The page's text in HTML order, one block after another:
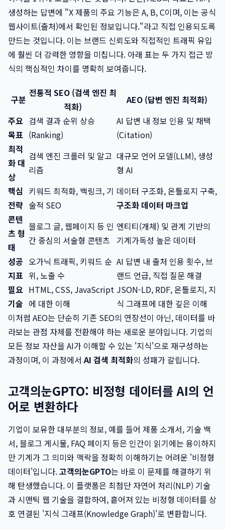
생성하는 답변에 "X 제품의 주요 기능은 A, B, C이며, 이는 공식
웹사이트(출처)에서 확인된 정보입니다."라고 직접 인용되도록
만드는 것입니다. 이는 브랜드 신뢰도와 직접적인 트래픽 유입
에 훨씬 더 강력한 영향을 미칩니다. 아래 표는 두 가지 접근 방
식의 핵심적인 차이를 명확히 보여줍니다.
구분
전통적 SEO (검색 엔진 최
적화)
AEO (답변 엔진 최적화)
주요
목표
검색 결과 순위 상승
(Ranking)
AI 답변 내 정보 인용 및 채택
(Citation)
최적
화 대
상
검색 엔진 크롤러 및 알고
리즘
대규모 언어 모델(LLM), 생성
형 AI
핵심
전략
키워드 최적화, 백링크, 기
술적 SEO
데이터 구조화, 온톨로지 구축,
구조화 데이터 마크업
콘텐
츠 형
태
블로그 글, 웹페이지 등 인
간 중심의 서술형 콘텐츠
엔티티(개체) 및 관계 기반의
기계가독성 높은 데이터
성공
지표
오가닉 트래픽, 키워드 순
위, 노출 수
AI 답변 내 출처 인용 횟수, 브
랜드 언급, 직접 질문 해결
필요
기술
HTML, CSS, JavaScript
에 대한 이해
JSON-LD, RDF, 온톨로지, 지
식 그래프에 대한 깊은 이해
이처럼 AEO는 단순히 기존 SEO의 연장선이 아닌, 데이터를 바
라보는 관점 자체를 전환해야 하는 새로운 분야입니다. 기업의
모든 정보 자산을 AI가 이해할 수 있는 '지식'으로 재구성하는
과정이며, 이 과정에서AI 검색 최적화의 성패가 갈립니다.
고객의눈GPTO: 비정형 데이터를 AI의 언
어로 변환하다
기업이 보유한 대부분의 정보, 예를 들어 제품 소개서, 기술 백
서, 블로그 게시물, FAQ 페이지 등은 인간이 읽기에는 용이하지
만 기계가 그 의미와 맥락을 정확히 이해하기는 어려운 '비정형
데이터'입니다.고객의눈GPTO는 바로 이 문제를 해결하기 위
해 탄생했습니다. 이 플랫폼은 최첨단 자연어 처리(NLP) 기술
과 시맨틱 웹 기술을 결합하여, 흩어져 있는 비정형 데이터를 상
호 연결된 '지식 그래프(Knowledge Graph)'로 변환합니다.